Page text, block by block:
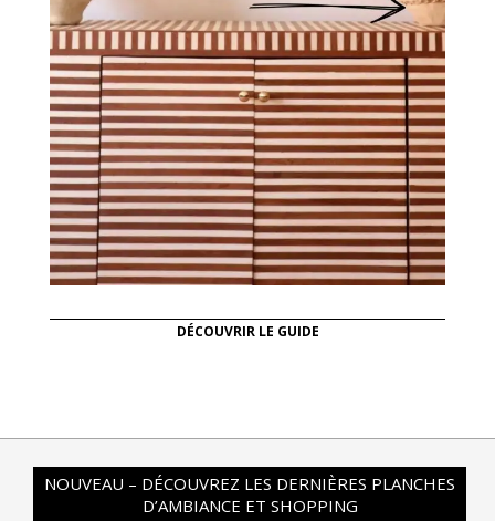
DÉCOUVRIR LE GUIDE
NOUVEAU – DÉCOUVREZ LES DERNIÈRES PLANCHES
D’AMBIANCE ET SHOPPING